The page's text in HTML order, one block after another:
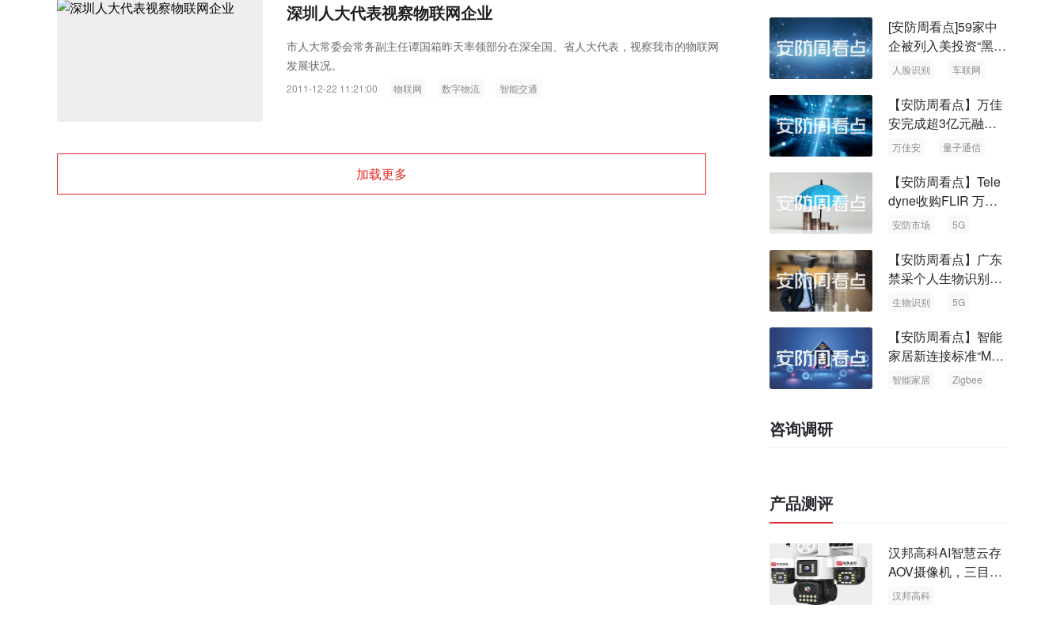
深圳人大代表视察物联网企业
市人大常委会常务副主任谭国箱昨天率领部分在深全国、省人大代表，视察我市的物联网
发展状况。
2011-12-22 11:21:00 物联网 数字物流 智能交通
加载更多
[安防周看点]59家中
企被列入美投资“黑名
单” 中国信通院启动
人脸识别 车联网
【安防周看点】万佳
安完成超3亿元融资
国内首批量子通信标
万佳安 量子通信
【安防周看点】Tele
dyne收购FLIR 万物
云新品牌“万御安防”
安防市场 5G
【安防周看点】广东
禁采个人生物识别信
息 中国5G基站占全
生物识别 5G
【安防周看点】智能
家居新连接标准“Matt
er” Zigbee联盟更名
智能家居 Zigbee
咨询调研
产品测评
汉邦高科AI智慧云存
AOV摄像机，三目太
阳能多摄球机
汉邦高科